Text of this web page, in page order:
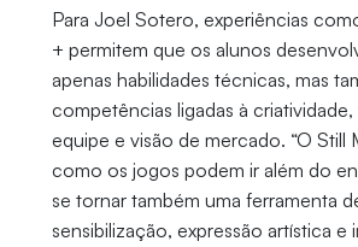
Para Joel Sotero, experiências
+ permitem que os alunos
apenas habilidades técnicas, mas
competências ligadas à
equipe e visão de mercado. “O Still
como os jogos podem ir além do
se tornar também uma ferramenta
sensibilização, expressão artística e